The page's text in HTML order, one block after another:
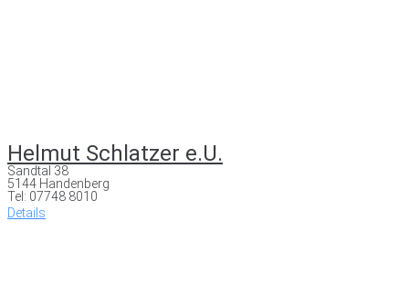
Helmut Schlatzer e.U.
Sandtal 38
5144 Handenberg
Tel: 07748 8010
Details